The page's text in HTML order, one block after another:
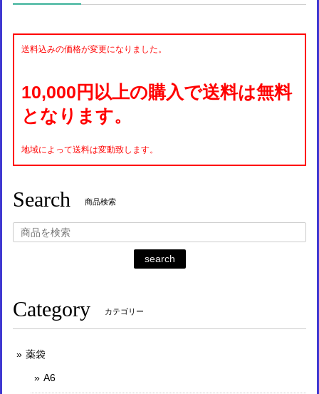
送料込みの価格が変更になりました。
10,000円以上の購入で送料は無料
となります。
地域によって送料は変動致します。
Search 商品検索
search
Category カテゴリー
薬袋
A6